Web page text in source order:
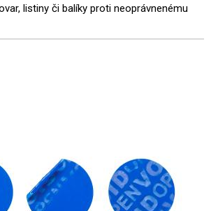
listiny či balíky proti neoprávnenému